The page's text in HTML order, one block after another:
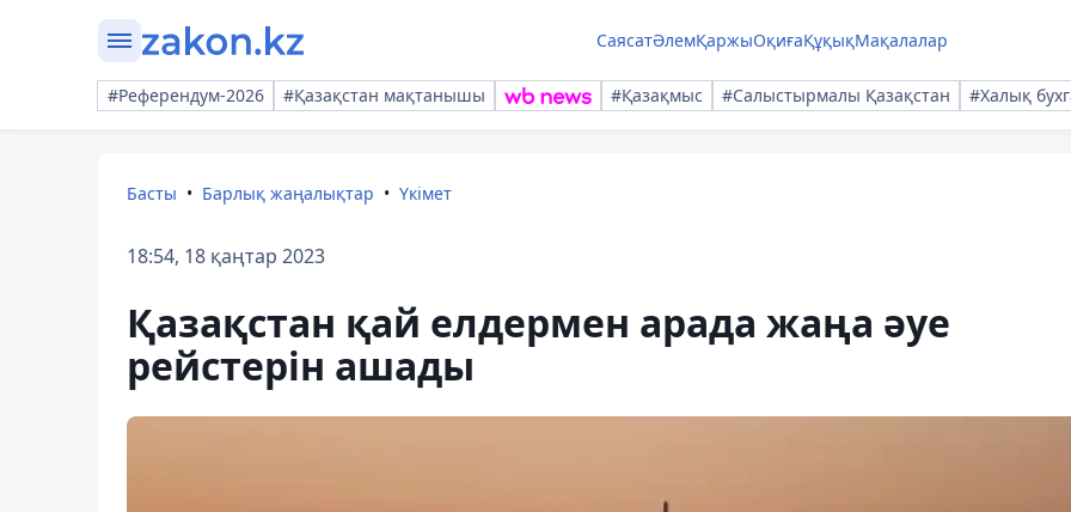
СаясатӘлемҚаржыОқиғаҚұқықМақалалар
#Референдум-2026 #Қазақстан мақтанышы #Қазақмыс #Салыстырмалы Қазақстан #Халық
Басты Барлық жаңалықтар Үкімет
18:54, 18 қаңтар 2023
Қазақстан қай елдермен арада жаңа әуе
рейстерін ашады